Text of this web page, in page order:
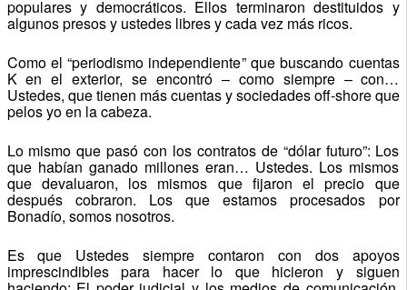
populares y democráticos. Ellos terminaron destituidos y
algunos presos y ustedes libres y cada vez más ricos.
Como el “periodismo independiente” que buscando cuentas
K en el exterior, se encontró – como siempre – con…
Ustedes, que tienen más cuentas y sociedades off-shore que
pelos yo en la cabeza.
Lo mismo que pasó con los contratos de “dólar futuro”: Los
que habían ganado millones eran… Ustedes. Los mismos
que devaluaron, los mismos que fijaron el precio que
después cobraron. Los que estamos procesados por
Bonadío, somos nosotros.
Es que Ustedes siempre contaron con dos apoyos
imprescindibles para hacer lo que hicieron y siguen